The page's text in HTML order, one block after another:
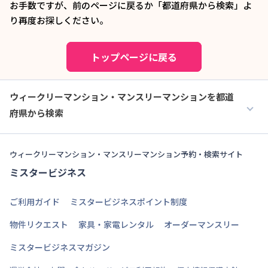
お手数ですが、前のページに戻るか「都道府県から検索」よ
り再度お探しください。
トップページに戻る
ウィークリーマンション・マンスリーマンションを都道
府県から検索
ウィークリーマンション・マンスリーマンション予約・検索サイト
ミスタービジネス
ご利用ガイド
ミスタービジネスポイント制度
物件リクエスト
家具・家電レンタル
オーダーマンスリー
ミスタービジネスマガジン